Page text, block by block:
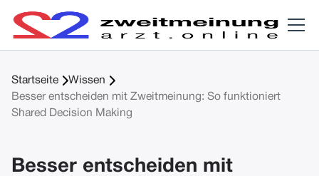
Startseite Wissen 
Besser entscheiden mit Zweitmeinung: So funktioniert
Shared Decision Making
Besser entscheiden mit